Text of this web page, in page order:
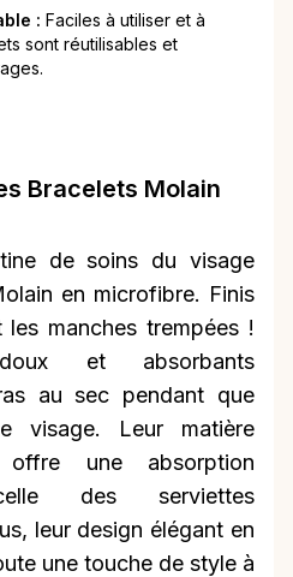
: Faciles à utiliser et à
sont réutilisables et
Bracelets Molain
de soins du visage
en microfibre. Finis
les manches trempées !
et absorbants
au sec pendant que
visage. Leur matière
offre une absorption
des serviettes
leur design élégant en
une touche de style à